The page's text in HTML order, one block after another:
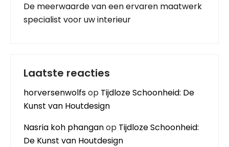
De meerwaarde van een ervaren maatwerk
specialist voor uw interieur
Laatste reacties
horversenwolfsop Tijdloze Schoonheid: De
Kunst van Houtdesign
Nasria koh phanganop Tijdloze Schoonheid:
De Kunst van Houtdesign